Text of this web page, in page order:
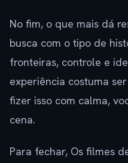
No fim, o que mais dá
busca com o tipo de
fronteiras, controle e
experiência costuma
fizer isso com calma,
cena.
Para fechar, Os filmes